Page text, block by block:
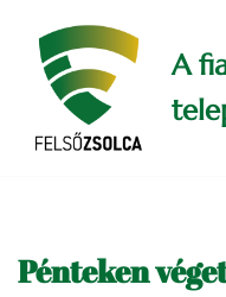
Skip
content
A
Pénteken